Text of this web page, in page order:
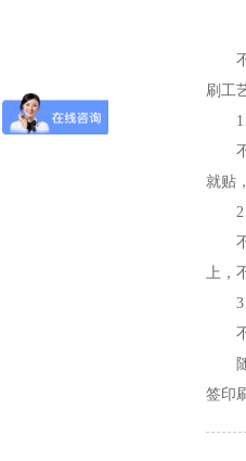
不
刷工
1
不
就贴
2
不
上，
3
不
随
签印